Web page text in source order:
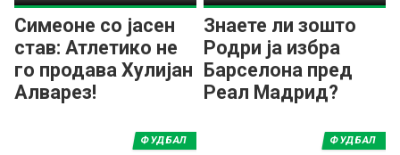
Симеоне со јасен
став: Атлетико не
го продава Хулијан
Алварез!
Знаете ли зошто
Родри ја избра
Барселона пред
Реал Мадрид?
ФУДБАЛ ФУДБАЛ